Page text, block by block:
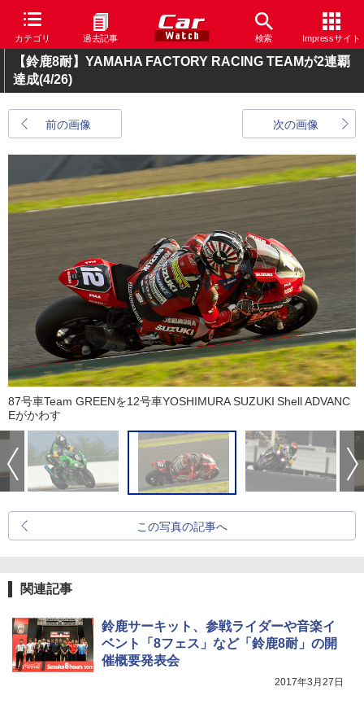
カテゴリ 過去記事 検索 Impressサイト
【鈴鹿8耐】YAMAHA FACTORY RACING TEAMが2連覇
達成(4/26)
前の画像 次の画像
87号車Team GREENを12号車YOSHIMURA SUZUKI Shell ADVANC
Eがかわす
この写真の記事へ
関連記事
鈴鹿サーキット、参戦ライダーや音楽イ
ベント「8フェス」など「鈴鹿8耐」の開
催概要発表会
2017年3月27日